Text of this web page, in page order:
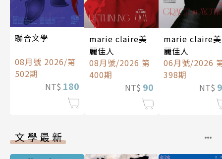
聯合文學
08月號 2026/第
502期
NT$ 180
marie claire美
麗佳人
08月號/2026 第
400期
NT$ 90
marie claire美
麗佳人
06月號/2026
398期
NT$
文學最新